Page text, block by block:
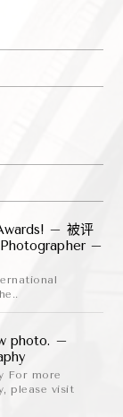
– 被评
–
photo. –
For more
please visit